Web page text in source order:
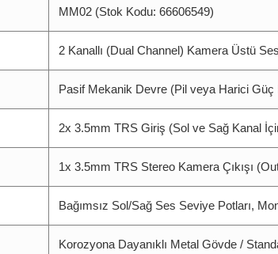
MM02 (Stok Kodu: 66606549)
2 Kanallı (Dual Channel) Kamera Üstü
Pasif Mekanik Devre (Pil veya Harici Güç
2x 3.5mm TRS Giriş (Sol ve Sağ Kanal
1x 3.5mm TRS Stereo Kamera Çıkışı
Bağımsız Sol/Sağ Ses Seviye Potları,
Korozyona Dayanıklı Metal Gövde /